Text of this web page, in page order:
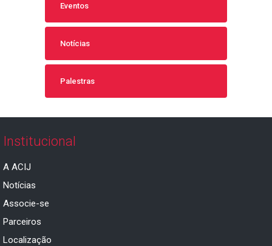
Eventos
Notícias
Palestras
Institucional
A ACIJ
Notícias
Associe-se
Parceiros
Localização